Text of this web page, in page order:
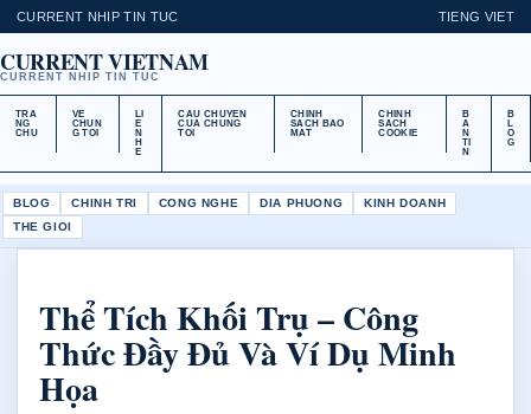
CURRENT NHIP TIN TUC TIENG VIET
CURRENT VIETNAM
CURRENT NHIP TIN TUC
TRA
NG
CHU
VE
CHUN
G TOI
LI
E
N
H
E
CAU CHUYEN
CUA CHUNG
TOI
CHINH
SACH BAO
MAT
CHINH
SACH
COOKIE
B
A
N
TI
N
B
L
O
G
BLOG CHINH TRI CONG NGHE DIA PHUONG
KINH DOANH
THE GIOI
Thể Tích Khối Trụ – Công
Thức Đầy Đủ Và Ví Dụ Minh
Họa